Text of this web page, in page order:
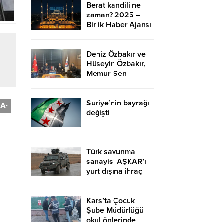
A-
Berat kandili ne
zaman? 2025 –
Birlik Haber Ajansı
Deniz Özbakır ve
Hüseyin Özbakır,
Memur-Sen
Haber Ajansı
Suriye’nin bayrağı
değişti
Türk savunma
sanayisi AŞKAR’ı
yurt dışına ihraç
Kars’ta Çocuk
Şube Müdürlüğü
okul önlerinde